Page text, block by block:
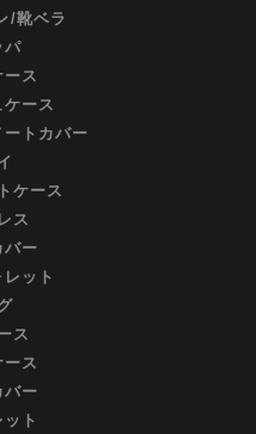
/靴ベラ
パ
ース
ケース
ートカバー
ケース
ス
バー
ット
ス
ース
バー
ト